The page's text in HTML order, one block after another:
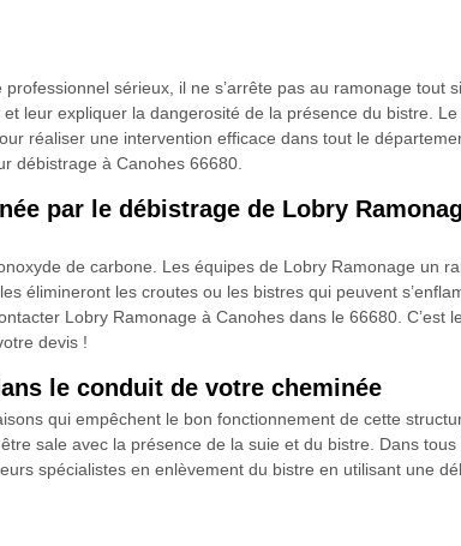
sérieux, il ne s’arrête pas au ramonage tout
leur expliquer la dangerosité de la présence du bistre.
réaliser une intervention efficace dans tout le
débistrage à Canohes 66680.
par le débistrage de Lobry
de carbone. Les équipes de Lobry Ramonage un
élimineront les croutes ou les bistres qui peuvent
Lobry Ramonage à Canohes dans le 66680. C’est
devis !
le conduit de votre cheminée
qui empêchent le bon fonctionnement de cette
sale avec la présence de la suie et du bistre. Dans tous
spécialistes en enlèvement du bistre en utilisant une